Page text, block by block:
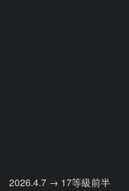
2026.4.7 → 17等級前半